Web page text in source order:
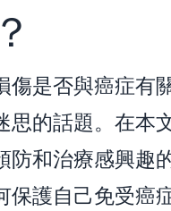
傷是否與癌症有
思的話題。在本
防和治療感興趣
保護自己免受癌